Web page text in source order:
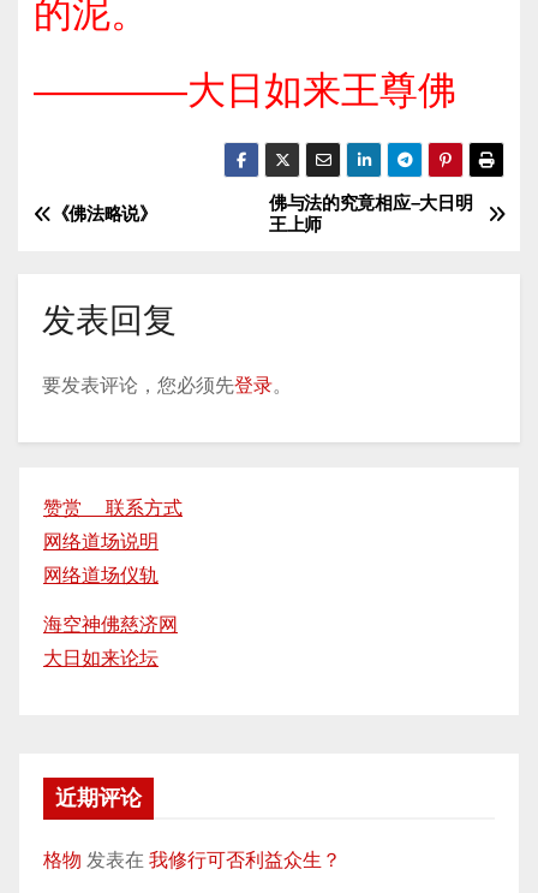
的泥。
————大日如来王尊佛
文
导
航
佛与法的究竟相应–大日明
王上师
《佛法略说》
发表回复
要发表评论，您必须先登录。
赞赏 联系方式
网络道场说明
网络道场仪轨
海空神佛慈济网
大日如来论坛
近期评论
格物 发表在 我修行可否利益众生？